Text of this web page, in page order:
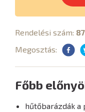
Rendelési szám:
Megosztás:
Főbb
hűtőbarázdák a